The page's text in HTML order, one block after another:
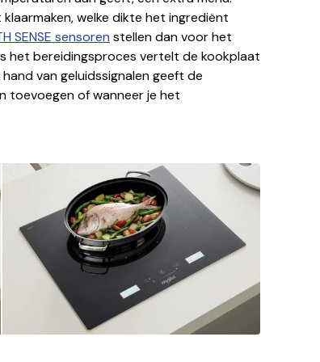
welke dikte het ingrediënt
SENSE sensoren stellen dan voor het
het bereidingsproces vertelt de kookplaat
van geluidssignalen geeft de
toevoegen of wanneer je het